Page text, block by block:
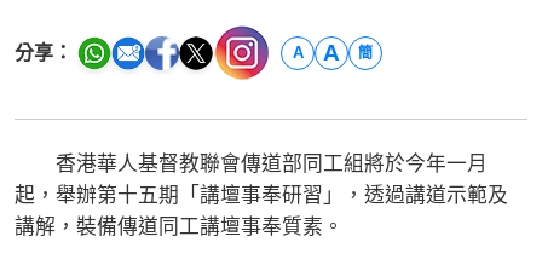
分享： A A 簡
香港華人基督教聯會傳道部同工組將於今年一月
起，舉辦第十五期「講壇事奉研習」，透過講道示範及
講解，裝備傳道同工講壇事奉質素。